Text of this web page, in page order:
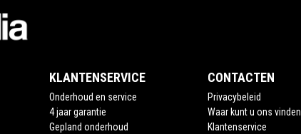
KLANTENSERVICE
Onderhoud en service
4 jaar garantie
Gepland onderhoud
CONTACTEN
Privacybeleid
Waar kunt u ons vinden
Klantenservice